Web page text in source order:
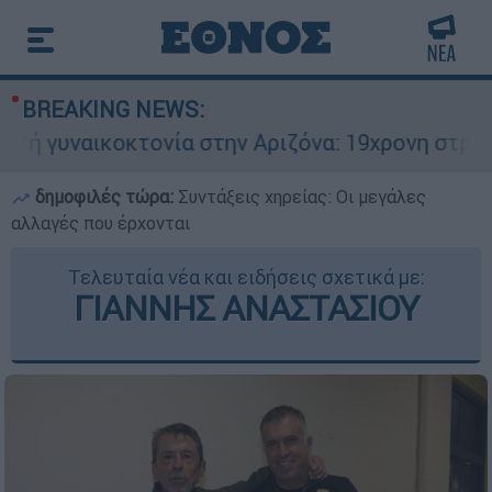
BREAKING NEWS:
στην Αριζόνα: 19χρονη
δημοφιλές τώρα: Συντάξεις χηρείας: Οι μεγάλες
αλλαγές που έρχονται
Τελευταία νέα και ειδήσεις σχετικά με:
ΓΙΑΝΝΗΣ ΑΝΑΣΤΑΣΙΟΥ